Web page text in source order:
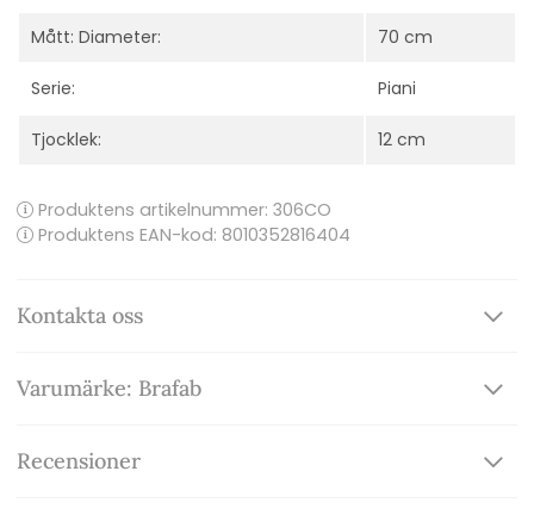
Mått: Diameter: 70 cm
Serie: Piani
Tjocklek: 12 cm
Produktens artikelnummer: 306CO
Produktens EAN-kod: 8010352816404
Kontakta oss
Varumärke: Brafab
Recensioner